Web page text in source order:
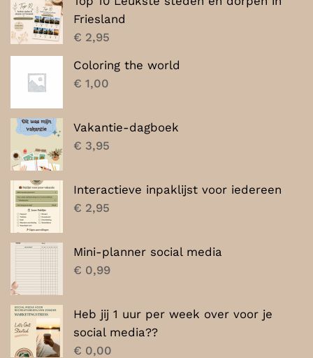
Friesland
€ 2,95
Coloring the world
€ 1,00
Vakantie-dagboek
€ 3,95
Interactieve inpaklijst voor iedereen
€ 2,95
Mini-planner social media
€ 0,99
Heb jij 1 uur per week over voor je
social media??
€ 0,00